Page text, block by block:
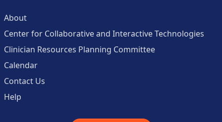
About
Center for Collaborative and Interactive Technologies
Clinician Resources Planning Committee
Calendar
Contact Us
Help